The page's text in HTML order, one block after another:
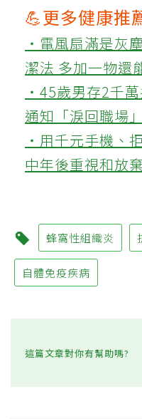
💪更多健康推
‧電風扇滿是灰
潔法 多加一物還
‧45歲男存2千
通知「淚回職場
‧用千元手機、
中年後重視和放
蜂窩性組織炎
自體免疫疾病
這篇文章對你有幫助嗎?